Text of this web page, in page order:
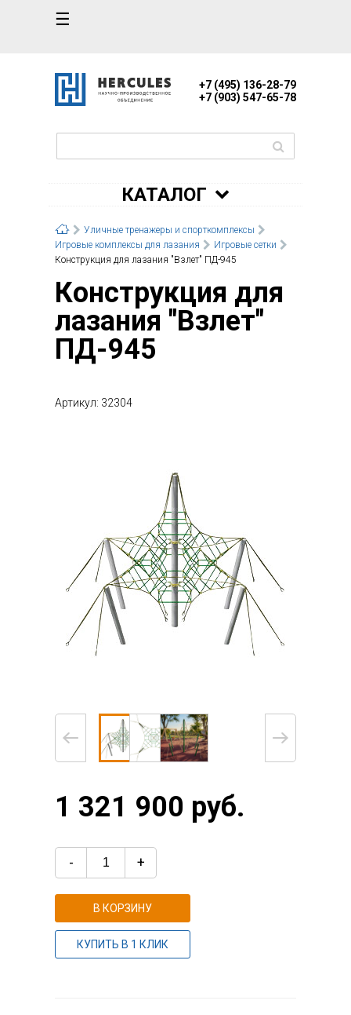
☰
+7 (495) 136-28-79
+7 (903) 547-65-78
КАТАЛОГ
Уличные тренажеры и спорткомплексы
Игровые комплексы для лазания
Игровые сетки
Конструкция для лазания "Взлет" ПД-945
Конструкция для
лазания "Взлет"
ПД-945
Артикул: 32304
1 321 900 руб.
- +
В КОРЗИНУ
КУПИТЬ В 1 КЛИК